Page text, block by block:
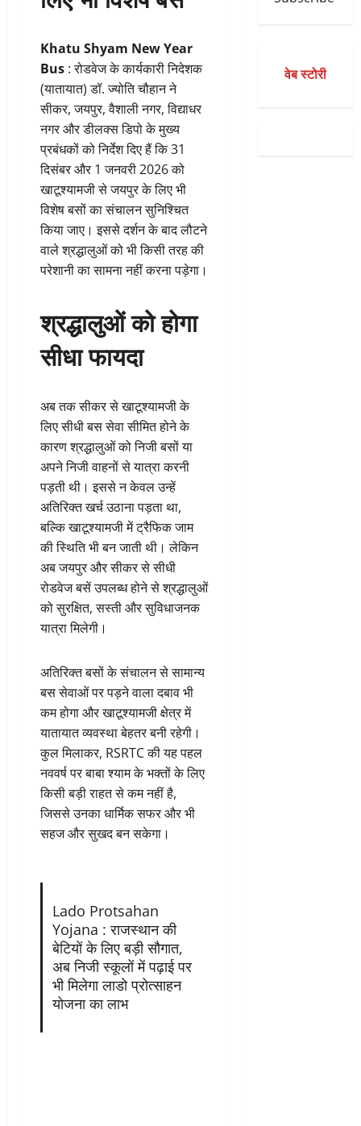
Khatu Shyam New Year
Bus : रोडवेज के कार्यकारी निदेशक
(यातायात) डॉ. ज्योति चौहान ने
सीकर, जयपुर, वैशाली नगर, विद्याधर
नगर और डीलक्स डिपो के मुख्य
प्रबंधकों को निर्देश दिए हैं कि 31
दिसंबर और 1 जनवरी 2026 को
खाटूश्यामजी से जयपुर के लिए भी
विशेष बसों का संचालन सुनिश्चित
किया जाए। इससे दर्शन के बाद लौटने
वाले श्रद्धालुओं को भी किसी तरह की
परेशानी का सामना नहीं करना पड़ेगा।
श्रद्धालुओं को होगा
सीधा फायदा
अब तक सीकर से खाटूश्यामजी के
लिए सीधी बस सेवा सीमित होने के
कारण श्रद्धालुओं को निजी बसों या
अपने निजी वाहनों से यात्रा करनी
पड़ती थी। इससे न केवल उन्हें
अतिरिक्त खर्च उठाना पड़ता था,
बल्कि खाटूश्यामजी में ट्रैफिक जाम
की स्थिति भी बन जाती थी। लेकिन
अब जयपुर और सीकर से सीधी
रोडवेज बसें उपलब्ध होने से श्रद्धालुओं
को सुरक्षित, सस्ती और सुविधाजनक
यात्रा मिलेगी।
अतिरिक्त बसों के संचालन से सामान्य
बस सेवाओं पर पड़ने वाला दबाव भी
कम होगा और खाटूश्यामजी क्षेत्र में
यातायात व्यवस्था बेहतर बनी रहेगी।
कुल मिलाकर, RSRTC की यह पहल
नववर्ष पर बाबा श्याम के भक्तों के लिए
किसी बड़ी राहत से कम नहीं है,
जिससे उनका धार्मिक सफर और भी
सहज और सुखद बन सकेगा।
Lado Protsahan
Yojana : राजस्थान की
बेटियों के लिए बड़ी सौगात,
अब निजी स्कूलों में पढ़ाई पर
भी मिलेगा लाडो प्रोत्साहन
योजना का लाभ
वेब स्टोरी